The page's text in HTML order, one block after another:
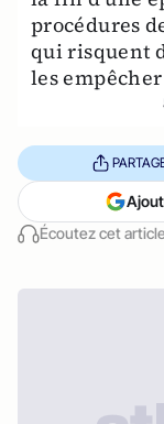
procédures
qui risquent
les
Écoutez cet